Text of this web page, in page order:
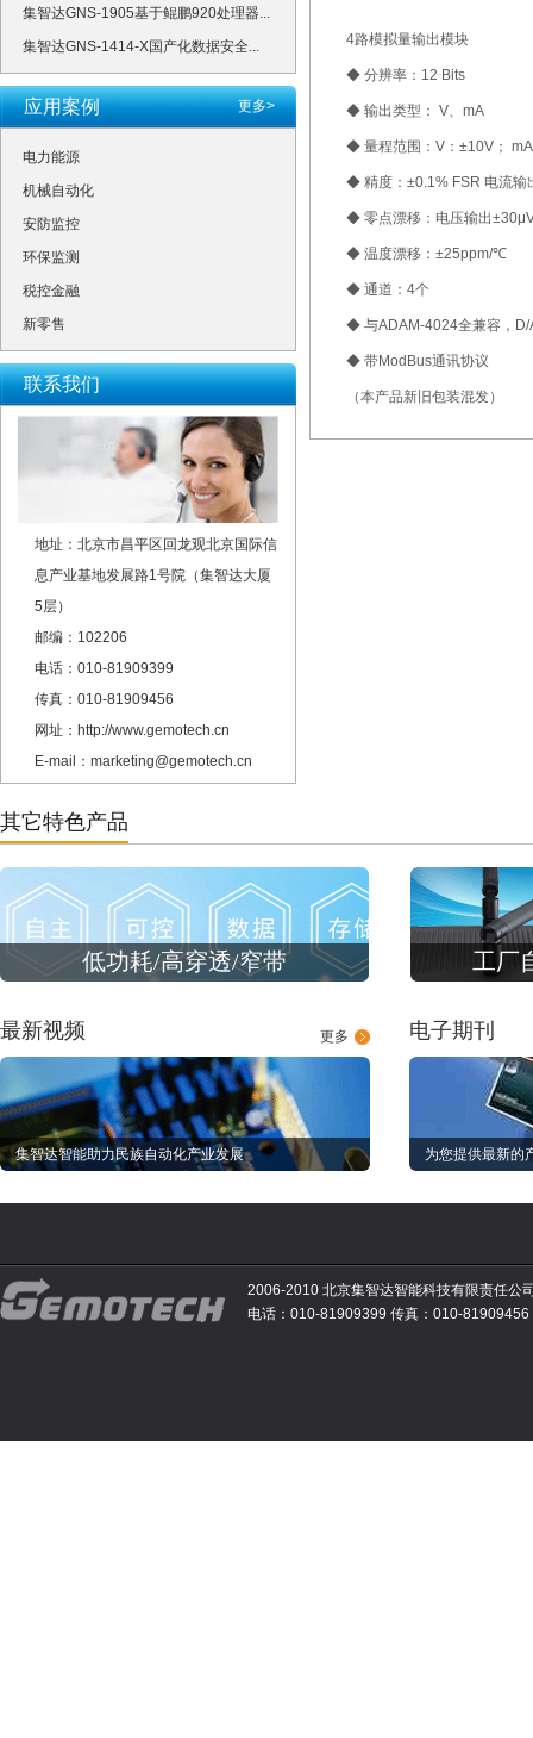
集智达GNS-1905基于鲲鹏920处理器...
集智达GNS-1414-X国产化数据安全...
更多>
应用案例
电力能源
机械自动化
安防监控
环保监测
税控金融
新零售
联系我们
地址：北京市昌平区回龙观北京国际信
息产业基地发展路1号院（集智达大厦
5层）
邮编：102206
电话：010-81909399
传真：010-81909456
网址：http://www.gemotech.cn
E-mail：marketing@gemotech.cn
4路模拟量输出模块
◆ 分辨率：12 Bits
◆ 输出类型： V、mA
◆ 量程范围：V：±10V；
◆ 精度：±0.1% FSR 电流输
◆ 零点漂移：电压输出
◆ 温度漂移：±25ppm/℃
◆ 通道：4个
◆ 与ADAM-4024全兼容，D/
◆ 带ModBus通讯协议
（本产品新旧包装混发）
其它特色产品
低功耗/高穿透/窄带 工厂
更多
最新视频
集智达智能助力民族自动化产业发展
电子期刊
为您提供最新的
2006-2010 北京集智达智能科技有限责任公
电话：010-81909399 传真：010-